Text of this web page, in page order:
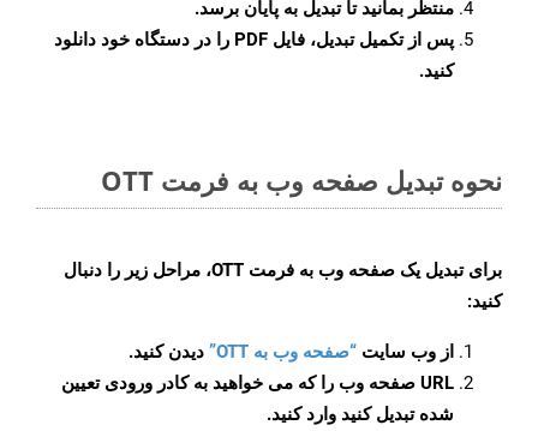
منتظر بمانید تا تبدیل به پایان برسد.
پس از تکمیل تبدیل، فایل PDF را در دستگاه خود دانلود
کنید.
نحوه تبدیل صفحه وب به فرمت OTT
برای تبدیل یک صفحه وب به فرمت OTT، مراحل زیر را دنبال
کنید:
از وب سایت “صفحه وب به OTT”
دیدن کنید.
URL صفحه وب را که می خواهید به کادر ورودی تعیین
شده تبدیل کنید وارد کنید.